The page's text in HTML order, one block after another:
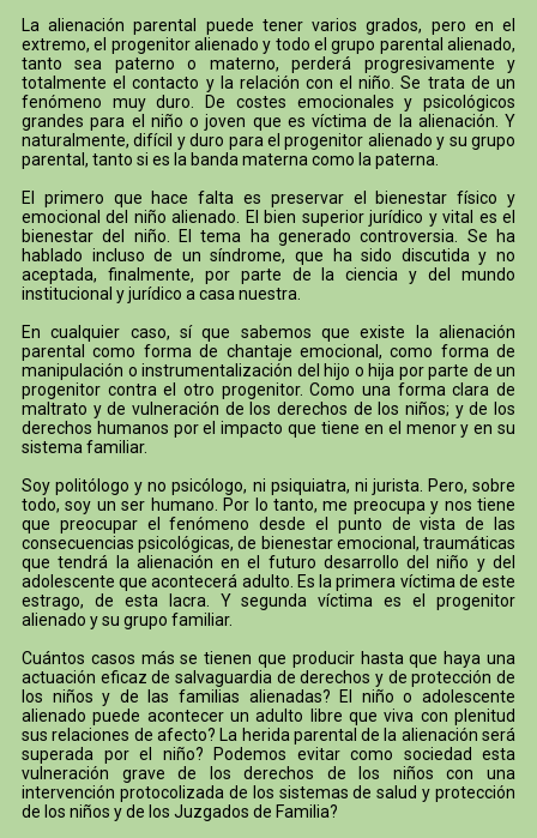
La alienación parental puede tener varios grados, pero en el
extremo, el progenitor alienado y todo el grupo parental alienado,
tanto sea paterno o materno, perderá progresivamente y
totalmente el contacto y la relación con el niño. Se trata de un
fenómeno muy duro. De costes emocionales y psicológicos
grandes para el niño o joven que es víctima de la alienación. Y
naturalmente, difícil y duro para el progenitor alienado y su grupo
parental, tanto si es la banda materna como la paterna.
El primero que hace falta es preservar el bienestar físico y
emocional del niño alienado. El bien superior jurídico y vital es el
bienestar del niño. El tema ha generado controversia. Se ha
hablado incluso de un síndrome, que ha sido discutida y no
aceptada, finalmente, por parte de la ciencia y del mundo
institucional y jurídico a casa nuestra.
En cualquier caso, sí que sabemos que existe la alienación
parental como forma de chantaje emocional, como forma de
manipulación o instrumentalización del hijo o hija por parte de un
progenitor contra el otro progenitor. Como una forma clara de
maltrato y de vulneración de los derechos de los niños; y de los
derechos humanos por el impacto que tiene en el menor y en su
sistema familiar.
Soy politólogo y no psicólogo, ni psiquiatra, ni jurista. Pero, sobre
todo, soy un ser humano. Por lo tanto, me preocupa y nos tiene
que preocupar el fenómeno desde el punto de vista de las
consecuencias psicológicas, de bienestar emocional, traumáticas
que tendrá la alienación en el futuro desarrollo del niño y del
adolescente que acontecerá adulto. Es la primera víctima de este
estrago, de esta lacra. Y segunda víctima es el progenitor
alienado y su grupo familiar.
Cuántos casos más se tienen que producir hasta que haya una
actuación eficaz de salvaguardia de derechos y de protección de
los niños y de las familias alienadas? El niño o adolescente
alienado puede acontecer un adulto libre que viva con plenitud
sus relaciones de afecto? La herida parental de la alienación será
superada por el niño? Podemos evitar como sociedad esta
vulneración grave de los derechos de los niños con una
intervención protocolizada de los sistemas de salud y protección
de los niños y de los Juzgados de Familia?